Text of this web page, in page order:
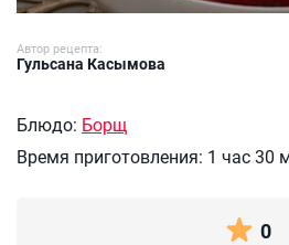
Автор рецепта:
Гульсана Касымова
Блюдо: Борщ
Время приготовления: 1 час 30
0